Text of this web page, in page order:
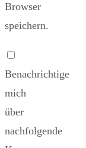
Browser
speichern.
Benachrichtige
mich
über
nachfolgende